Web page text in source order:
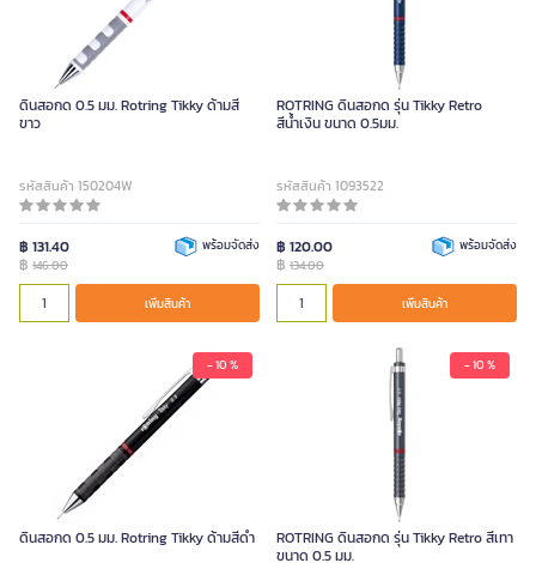
ดินสอกด 0.5 มม. Rotring Tikky ด้ามสี
ขาว
รหัสสินค้า 150204W
฿ 131.40
฿ 146.00
พร้อมจัดส่ง
เพิ่มสินค้า
ROTRING ดินสอกด รุ่น Tikky Retro
สีน้ำเงิน ขนาด 0.5มม.
รหัสสินค้า 1093522
฿ 120.00
฿ 134.00
พร้อมจัดส่ง
เพิ่มสินค้า
- 10 %
ดินสอกด 0.5 มม. Rotring Tikky ด้ามสีดำ
- 10 %
ROTRING ดินสอกด รุ่น Tikky Retro สีเทา
ขนาด 0.5 มม.